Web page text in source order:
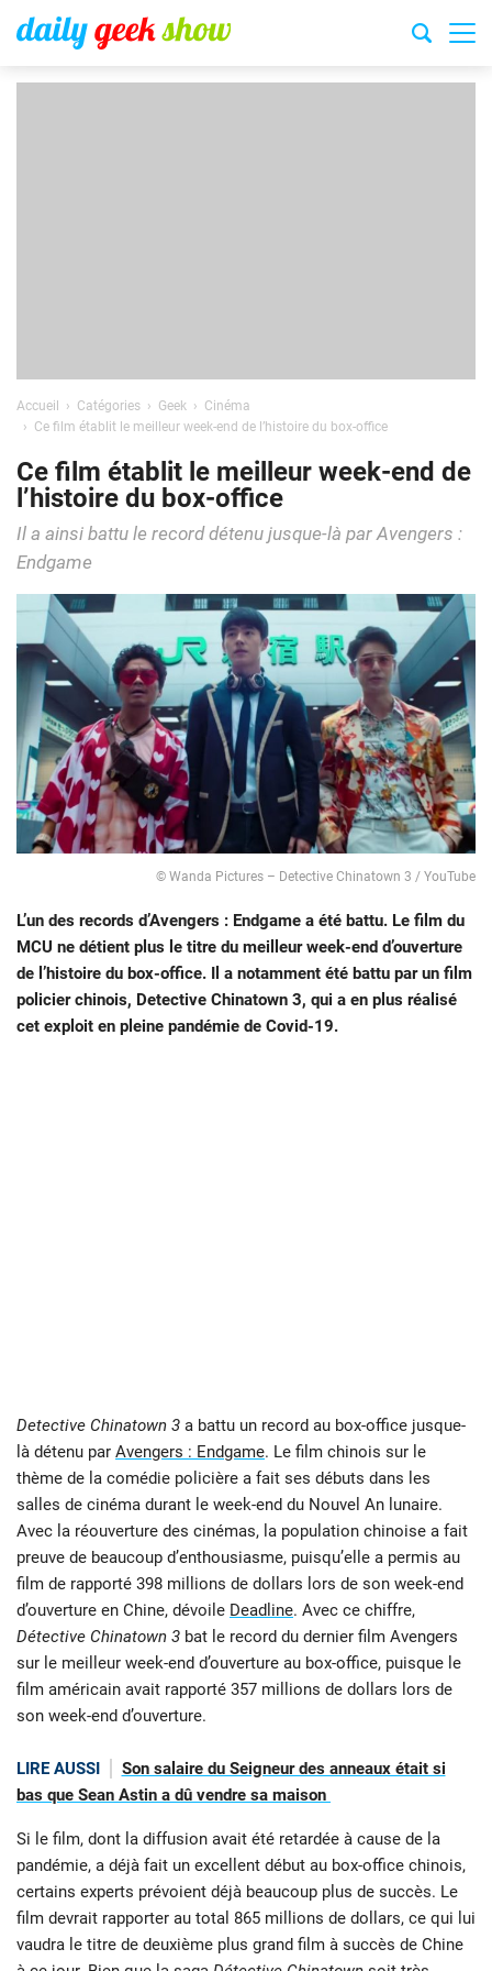
Accueil Catégories Geek
Cinéma
Ce film établit le meilleur week-end de l’histoire du box-office
Ce film établit le meilleur week-end de
l’histoire du box-office
Il a ainsi battu le record détenu jusque-là par Avengers :
Endgame
© Wanda Pictures – Detective Chinatown 3 / YouTube
L’un des records d’Avengers : Endgame a été battu. Le film du
MCU ne détient plus le titre du meilleur week-end d’ouverture
de l’histoire du box-office. Il a notamment été battu par un film
policier chinois, Detective Chinatown 3, qui a en plus réalisé
cet exploit en pleine pandémie de Covid-19.
Detective Chinatown 3 a battu un record au box-office jusque-
là détenu par Avengers : Endgame. Le film chinois sur le
thème de la comédie policière a fait ses débuts dans les
salles de cinéma durant le week-end du Nouvel An lunaire.
Avec la réouverture des cinémas, la population chinoise a fait
preuve de beaucoup d’enthousiasme, puisqu’elle a permis au
film de rapporté 398 millions de dollars lors de son week-end
d’ouverture en Chine, dévoile Deadline. Avec ce chiffre,
Détective Chinatown 3 bat le record du dernier film Avengers
sur le meilleur week-end d’ouverture au box-office, puisque le
film américain avait rapporté 357 millions de dollars lors de
son week-end d’ouverture.
LIRE AUSSI
Son salaire du Seigneur des anneaux était si
bas que Sean Astin a dû vendre sa maison
Si le film, dont la diffusion avait été retardée à cause de la
pandémie, a déjà fait un excellent début au box-office chinois,
certains experts prévoient déjà beaucoup plus de succès. Le
film devrait rapporter au total 865 millions de dollars, ce qui lui
vaudra le titre de deuxième plus grand film à succès de Chine